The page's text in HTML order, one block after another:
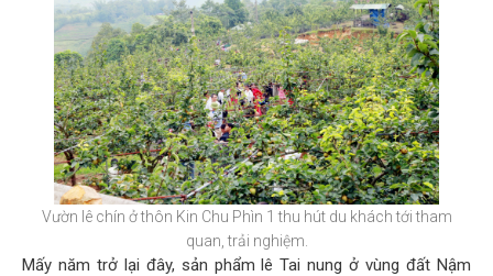
Vườn lê chín ở thôn Kin Chu Phìn 1 thu hút du khách tới tham
quan, trải nghiệm.
Mấy năm trở lại đây, sản phẩm lê Tai nung ở vùng đất Nậm